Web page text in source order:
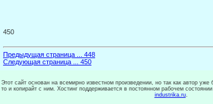
450
Предыдущая страница ... 448
Следующая страница ... 450
Этот сайт основан на всемирно известном произведении, но так как автор
то и копирайт с ним. Хостинг поддерживается в постоянном рабочем
industrika.ru.